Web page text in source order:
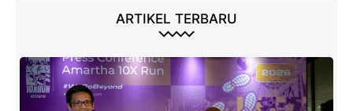
ARTIKEL TERBARU